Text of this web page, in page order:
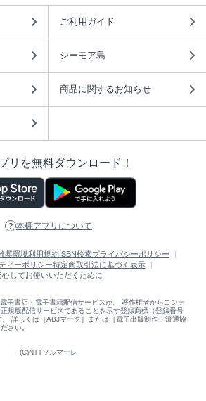
ご利用ガイド
シーモア島
商品に関するお知らせ
リを無料ダウンロード！
本棚アプリについて
奨環境利用規約ISBN検索プライバシーポリシー
ィーポリシー特定商取引法に基づく表示
心してお使いいただくために
子書店・電子書籍配信サービスが、 著作権者からコンテ
規版配信サービスであることを示す登録商標（登録番号
詳しくは［ABJマーク］または［電子出版制作・流通協
さい。
(C)NTTソルマーレ